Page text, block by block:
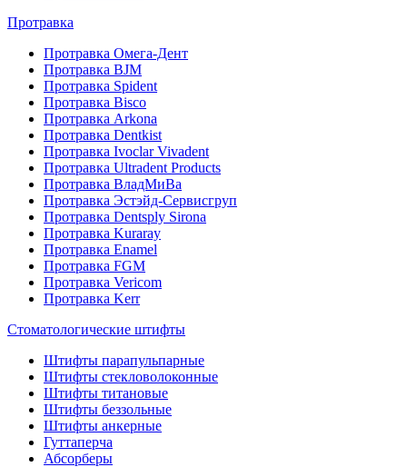
Протравка
Протравка Омега-Дент
Протравка BJM
Протравка Spident
Протравка Bisco
Протравка Arkona
Протравка Dentkist
Протравка Ivoclar Vivadent
Протравка Ultradent Products
Протравка ВладМиВа
Протравка Эстэйд-Сервисгруп
Протравка Dentsply Sirona
Протравка Kuraray
Протравка Enamel
Протравка FGM
Протравка Vericom
Протравка Kerr
Стоматологические штифты
Штифты парапульпарные
Штифты стекловолоконные
Штифты титановые
Штифты беззольные
Штифты анкерные
Гуттаперча
Абсорберы